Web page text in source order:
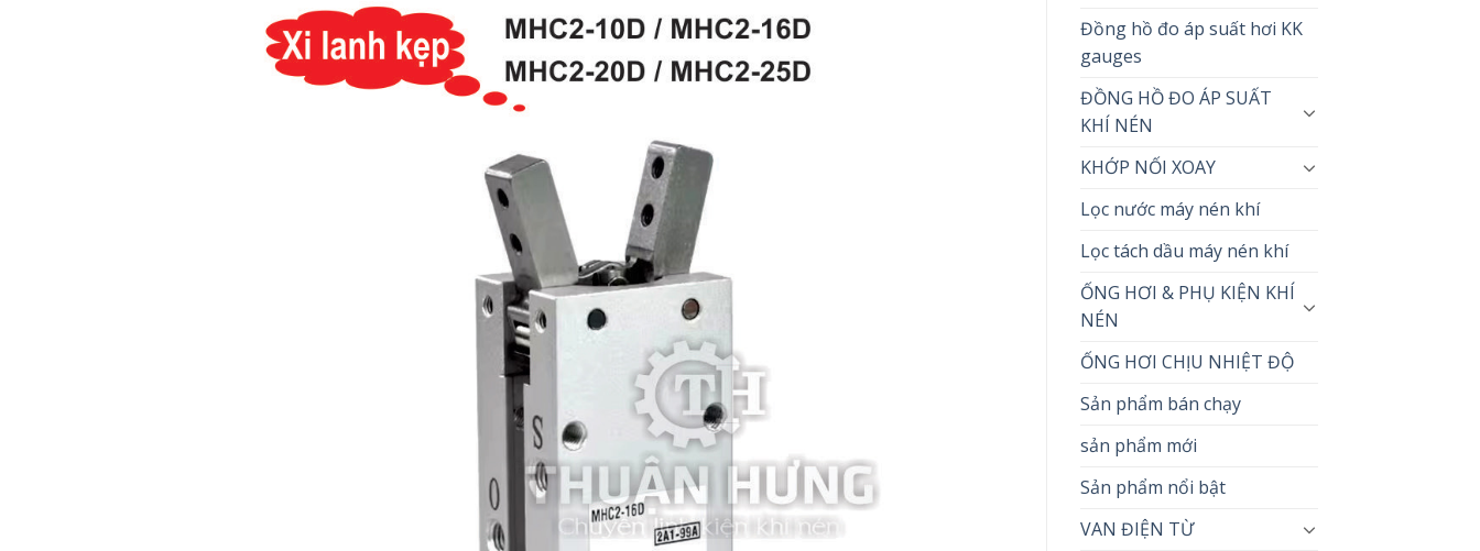
Đồng hồ đo áp suất hơi KK
gauges
ĐỒNG HỒ ĐO ÁP SUẤT
KHÍ NÉN
KHỚP NỐI XOAY
Lọc nước máy nén khí
Lọc tách dầu máy nén khí
ỐNG HƠI & PHỤ KIỆN KHÍ
NÉN
ỐNG HƠI CHỊU NHIỆT ĐỘ
Sản phẩm bán chạy
sản phẩm mới
Sản phẩm nổi bật
VAN ĐIỆN TỪ